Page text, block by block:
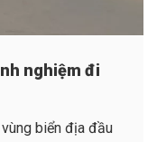
nghiệm đi
biển địa đầu